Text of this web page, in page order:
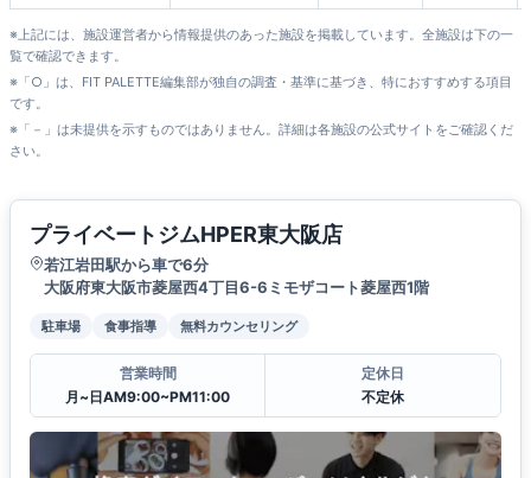
※上記には、施設運営者から情報提供のあった施設を掲載しています。全施設は下の一
覧で確認できます。
※「○」は、FIT PALETTE編集部が独自の調査・基準に基づき、特におすすめする項目
です。
※「－」は未提供を示すものではありません。詳細は各施設の公式サイトをご確認くだ
さい。
プライベートジムHPER東大阪店
若江岩田駅から車で6分
大阪府東大阪市菱屋西4丁目6-6ミモザコート菱屋西1階
駐車場 食事指導 無料カウンセリング
営業時間
月~日AM9:00~PM11:00
定休日
不定休